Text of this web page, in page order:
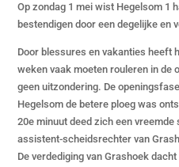
Op zondag 1 mei wist Hegelsom 1
bestendigen door een degelijke en
Door blessures en vakanties heeft
weken vaak moeten rouleren in de
geen uitzondering. De
Hegelsom de betere ploeg was
20e minuut deed zich een
assistent-scheidsrechter van
De verdediging van Grashoek